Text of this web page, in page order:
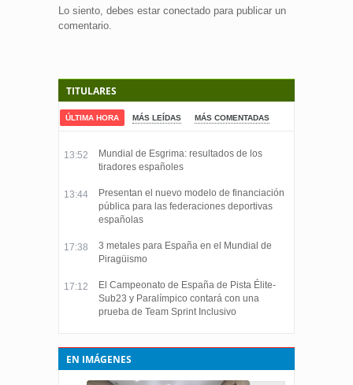
Lo siento, debes estar conectado para publicar un
comentario.
TITULARES
ÚLTIMA HORA MÁS LEÍDAS MÁS COMENTADAS
13:52
Mundial de Esgrima: resultados de los
tiradores españoles
13:44
Presentan el nuevo modelo de financiación
pública para las federaciones deportivas
españolas
17:38
3 metales para España en el Mundial de
Piragüismo
17:12
El Campeonato de España de Pista Élite-
Sub23 y Paralímpico contará con una
prueba de Team Sprint Inclusivo
EN IMÁGENES